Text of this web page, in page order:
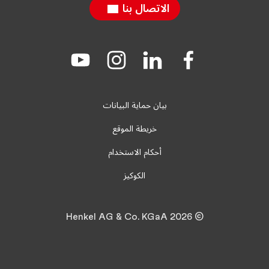
الاتصال بنا
Join
us
on
Join
on
Join
us
on
بيان حماية البيانات
خريطة الموقع
أحكام الاستخدام
الكوكيز
© 2026 Henkel AG & Co. KGaA